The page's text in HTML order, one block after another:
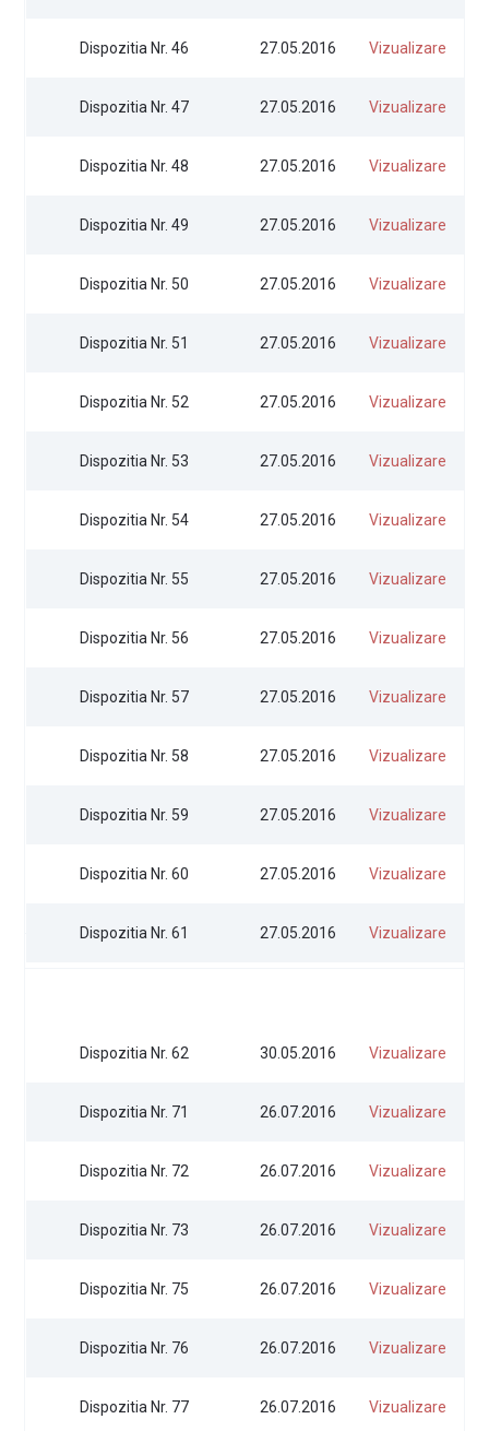
Dispozitia Nr. 46 27.05.2016 Vizualizare
Dispozitia Nr. 47 27.05.2016 Vizualizare
Dispozitia Nr. 48 27.05.2016 Vizualizare
Dispozitia Nr. 49 27.05.2016 Vizualizare
Dispozitia Nr. 50 27.05.2016 Vizualizare
Dispozitia Nr. 51 27.05.2016 Vizualizare
Dispozitia Nr. 52 27.05.2016 Vizualizare
Dispozitia Nr. 53 27.05.2016 Vizualizare
Dispozitia Nr. 54 27.05.2016 Vizualizare
Dispozitia Nr. 55 27.05.2016 Vizualizare
Dispozitia Nr. 56 27.05.2016 Vizualizare
Dispozitia Nr. 57 27.05.2016 Vizualizare
Dispozitia Nr. 58 27.05.2016 Vizualizare
Dispozitia Nr. 59 27.05.2016 Vizualizare
Dispozitia Nr. 60 27.05.2016 Vizualizare
Dispozitia Nr. 61 27.05.2016 Vizualizare
Dispozitia Nr. 62 30.05.2016 Vizualizare
Dispozitia Nr. 71 26.07.2016 Vizualizare
Dispozitia Nr. 72 26.07.2016 Vizualizare
Dispozitia Nr. 73 26.07.2016 Vizualizare
Dispozitia Nr. 75 26.07.2016 Vizualizare
Dispozitia Nr. 76 26.07.2016 Vizualizare
Dispozitia Nr. 77 26.07.2016 Vizualizare